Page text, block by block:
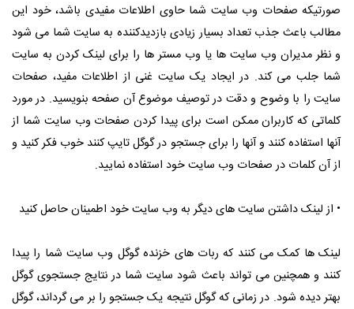
صورتیکه صفحات وب سایت شما حاوی اطلاعات مفیدی باشد، خود این
مطالب باعث جذب تعداد بسیار زیادی بازدیدکننده به سایت شما می شود
و نظر مدیران وب سایت ها یا وب مستر ها را برای لینک کردن به سایت
شما جلب می کند. در ایجاد یک سایت غنی از اطلاعات مفید، صفحات
سایت را با وضوح و دقت در توصیف موضوع آن صفحه بنویسید. در مورد
کلماتی که کاربران ممکن است برای پیدا کردن صفحات وب سایت شما از
آنها استفاده کنند و آنها را برای جستجو در گوگل تایپ کنند خوب فکر کنید و
از آن کلمات در صفحات وب سایت خود استفاده نمایید.
• از لینک داشتن سایت های دیگر به وب سایت خود اطمینان حاصل کنید
لینک ها کمک می کنند که ربات های خزنده گوگل وب سایت شما را پیدا
کنند و همچنین می تواند باعث شود سایت شما در نتایج جستجوی گوگل
بهتر دیده شود. در زمانی که گوگل نتیجه یک جستجو را بر می گرداند، گوگل